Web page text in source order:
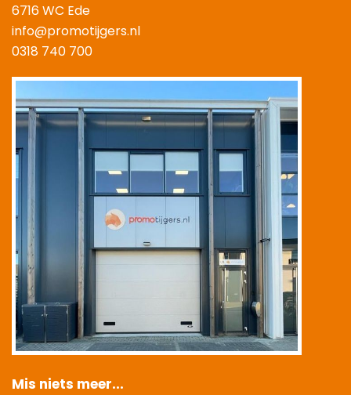
6716 WC Ede
info@promotijgers.nl
0318 740 700
Mis niets meer...